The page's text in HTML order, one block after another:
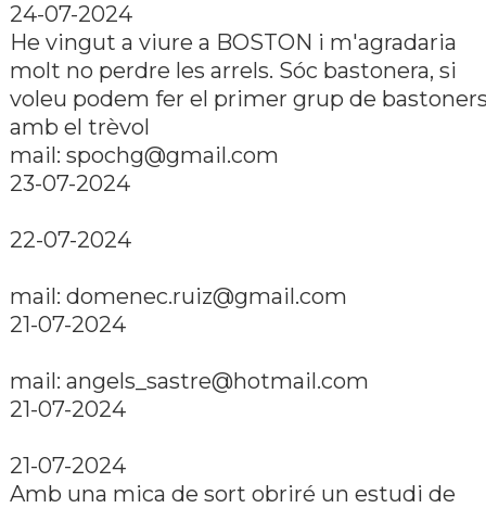
24-07-2024
He vingut a viure a BOSTON i m'agradaria
molt no perdre les arrels. Sóc bastonera, si
voleu podem fer el primer grup de
amb el trèvol
mail: spochg@gmail.com
23-07-2024
22-07-2024
mail: domenec.ruiz@gmail.com
21-07-2024
mail: angels_sastre@hotmail.com
21-07-2024
21-07-2024
Amb una mica de sort obriré un estudi de